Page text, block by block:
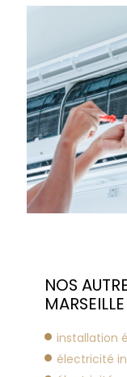
NOS
installation
électricité